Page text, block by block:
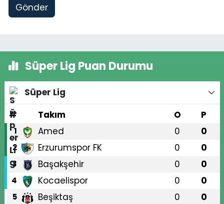
Gönder
Süper Lig Puan Durumu
Süper Lig
#
Takım O P
1 Amed 0 0
2 Erzurumspor FK 0 0
3 Başakşehir 0 0
4 Kocaelispor 0 0
5 Beşiktaş 0 0